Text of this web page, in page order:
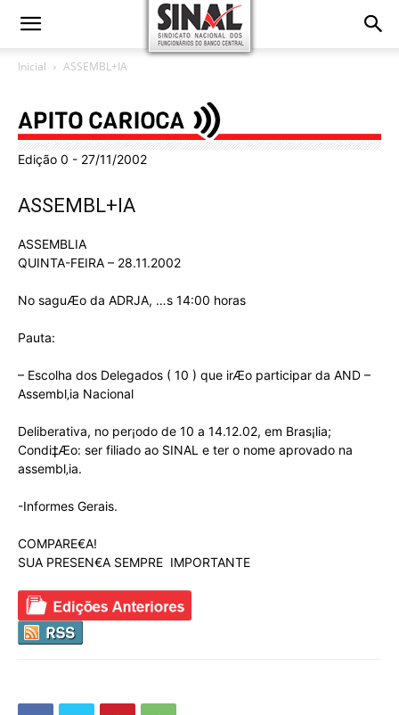
Inicial ASSEMBL+IA
Edição 0 - 27/11/2002
ASSEMBL+IA
ASSEMBLIA
QUINTA-FEIRA – 28.11.2002
No saguÆo da ADRJA, …s 14:00 horas
Pauta:
– Escolha dos Delegados ( 10 ) que irÆo participar da AND –
Assembl‚ia Nacional
Deliberativa, no per¡odo de 10 a 14.12.02, em Bras¡lia;
Condi‡Æo: ser filiado ao SINAL e ter o nome aprovado na
assembl‚ia.
-Informes Gerais.
COMPARE€A!
SUA PRESEN€A SEMPRE  IMPORTANTE